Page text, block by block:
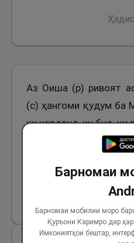
Аз Оиша (р) ривоят
(с) ҳангоми қудум ба
ки карданд, ин буд, ки
намуданд, вале
ва Умар (р) ба ҳамин
Барномаи
Барномаи мобилии моро
Қуръони Каримро дар
Имкониятҳои бештар,